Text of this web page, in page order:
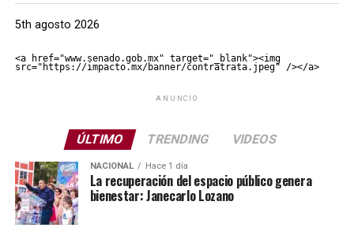
5th agosto 2026
<a href="www.senado.gob.mx" target="_blank"><img
src="https://impacto.mx/banner/contratrata.jpeg" /></a>
ANUNCIO
ÚLTIMO TRENDING VIDEOS
NACIONAL Hace 1 día
La recuperación del espacio público genera
bienestar: Janecarlo Lozano